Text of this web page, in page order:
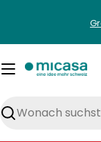
springen
Suchen